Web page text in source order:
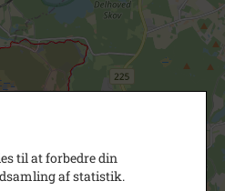
til at forbedre din
af statistik.